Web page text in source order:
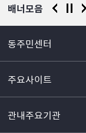
배너모음
서울시 평생학습포털
동주민센터
주요사이트
관내주요기관